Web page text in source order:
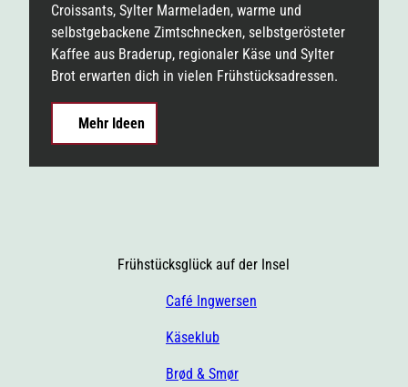
Frühstücksglück auf der Insel
Café Ingwersen
Käseklub
Brød & Smør
Croissants, Sylter Marmeladen, warme und
selbstgebackene Zimtschnecken, selbstgerösteter
Kaffee aus Braderup, regionaler Käse und Sylter
Brot erwarten dich in vielen Frühstücksadressen.
Mehr Ideen